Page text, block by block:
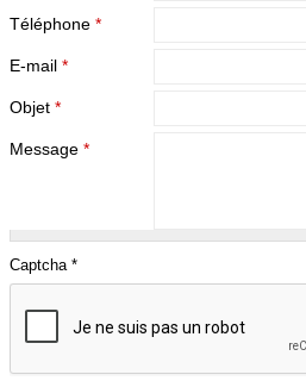
Téléphone *
E-mail *
Objet *
Message *